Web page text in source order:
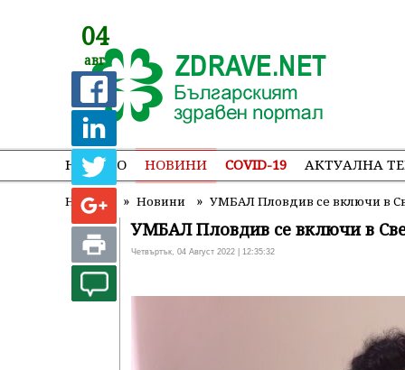
НАЧАЛО НОВИНИ COVID-19 АКТУАЛНА
Начало » Новини » УМБАЛ Пловдив се включи в
04
авг
УМБАЛ Пловдив се включи в
Четвъртък, 04 Август 2022 | 12:35:32